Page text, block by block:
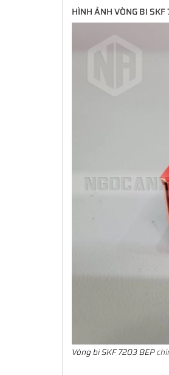
HÌNH ẢNH VÒNG BI
Vòng bi SKF 7203 BEP